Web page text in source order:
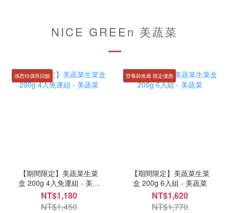
NICE GREEn 美蔬菜
感恩特價再回饋
【期間限定】美蔬菜生菜
盒 200g 4入免運組 - 美蔬
菜
NT$1,180
NT$1,450
營養師推薦 限定優惠
【期間限定】美蔬菜生菜
盒 200g 6入組 - 美蔬菜
NT$1,620
NT$1,770